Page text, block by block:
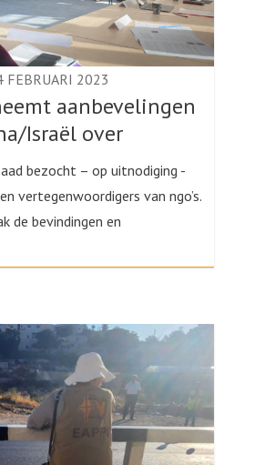
FEBRUARI 2023
aanbevelingen
Israël over
bezocht – op uitnodiging -
vertegenwoordigers van ngo’s.
de bevindingen en